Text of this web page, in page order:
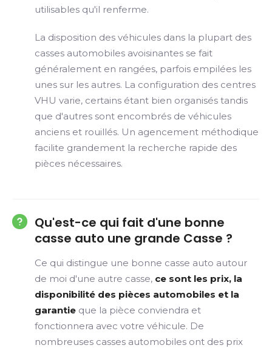
utilisables qu'il renferme.
La disposition des véhicules dans la plupart des
casses automobiles avoisinantes se fait
généralement en rangées, parfois empilées les
unes sur les autres. La configuration des centres
VHU varie, certains étant bien organisés tandis
que d'autres sont encombrés de véhicules
anciens et rouillés. Un agencement méthodique
facilite grandement la recherche rapide des
pièces nécessaires.
Qu'est-ce qui fait d'une bonne
casse auto une grande Casse ?
Ce qui distingue une bonne casse auto autour
de moi d'une autre casse, ce sont les prix, la
disponibilité des pièces automobiles et la
garantie que la pièce conviendra et
fonctionnera avec votre véhicule. De
nombreuses casses automobiles ont des prix